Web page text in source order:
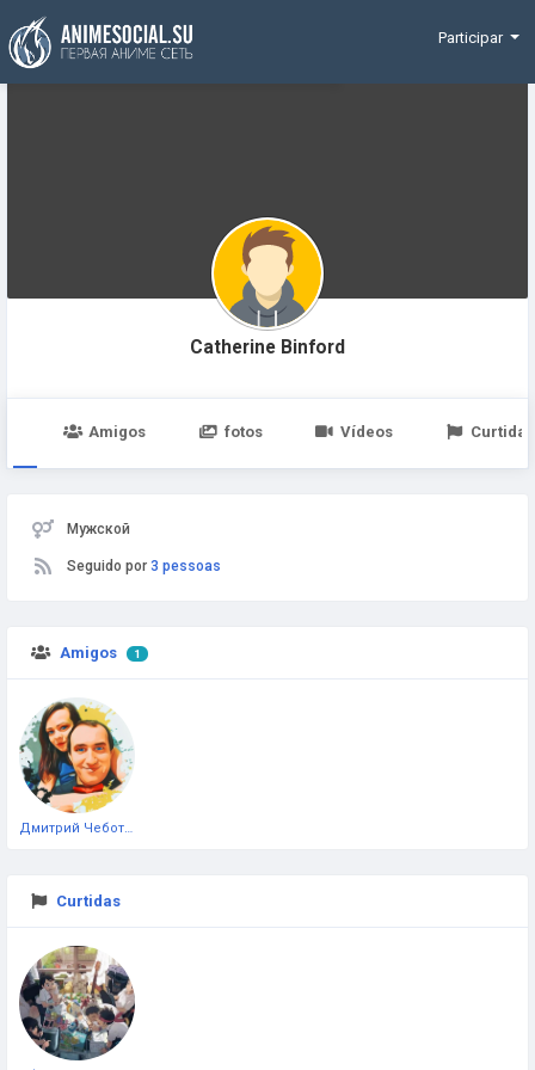
Funding
Participar
Catherine Binford
Amigos fotos Vídeos Curtidas
Мужской
Seguido por 3 pessoas
Amigos 1
Curtidas